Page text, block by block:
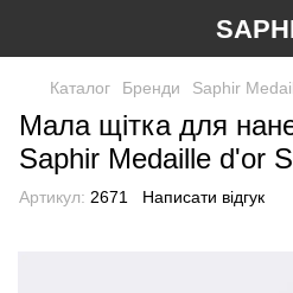
Каталог Бренди Saphir
Мала щітка для
Saphir Medaille d'or
Артикул: 2671 Написати відгук